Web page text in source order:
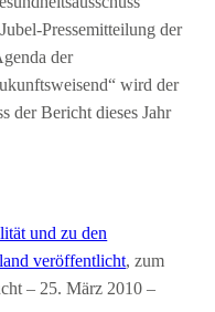
Pressemitteilung der
der
wird der
der Bericht dieses Jahr
und zu den
veröffentlicht, zum
– 25. März 2010 –